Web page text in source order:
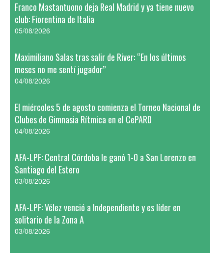
Franco Mastantuono deja Real Madrid y ya tiene nuevo
club: Fiorentina de Italia
05/08/2026
Maximiliano Salas tras salir de River: “En los últimos
meses no me sentí jugador”
04/08/2026
El miércoles 5 de agosto comienza el Torneo Nacional de
Clubes de Gimnasia Rítmica en el CePARD
04/08/2026
AFA-LPF: Central Córdoba le ganó 1-0 a San Lorenzo en
Santiago del Estero
03/08/2026
AFA-LPF: Vélez venció a Independiente y es líder en
solitario de la Zona A
03/08/2026